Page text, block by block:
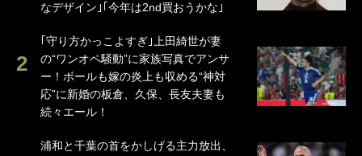
なデザイン｣｢今年は2nd買おうかな｣
｢守り方かっこよすぎ｣上田綺世が妻
の“ワンオペ騒動”に家族写真でアンサ
ー！ボールも嫁の炎上も収める“神対
応”に新婚の板倉、久保、長友夫妻も
続々エール！
浦和と千葉の首をかしげる主力放出、